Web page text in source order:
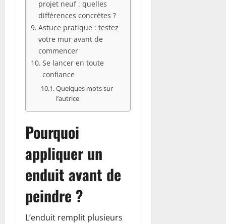
projet neuf : quelles
différences concrètes ?
Astuce pratique : testez
votre mur avant de
commencer
Se lancer en toute
confiance
Quelques mots sur
l’autrice
Pourquoi
appliquer un
enduit avant de
peindre ?
L’enduit remplit plusieurs